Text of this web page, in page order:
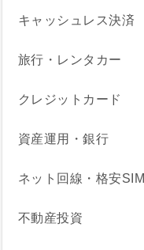
キャッシュレス決済
旅行・レンタカー
クレジットカード
資産運用・銀行
ネット回線・格安SIM
不動産投資